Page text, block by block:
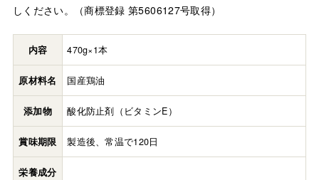
しください。（商標登録 第5606127号取得）
内容 470g×1本
原材料名 国産鶏油
添加物 酸化防止剤（ビタミンE）
賞味期限 製造後、常温で120日
栄養成分